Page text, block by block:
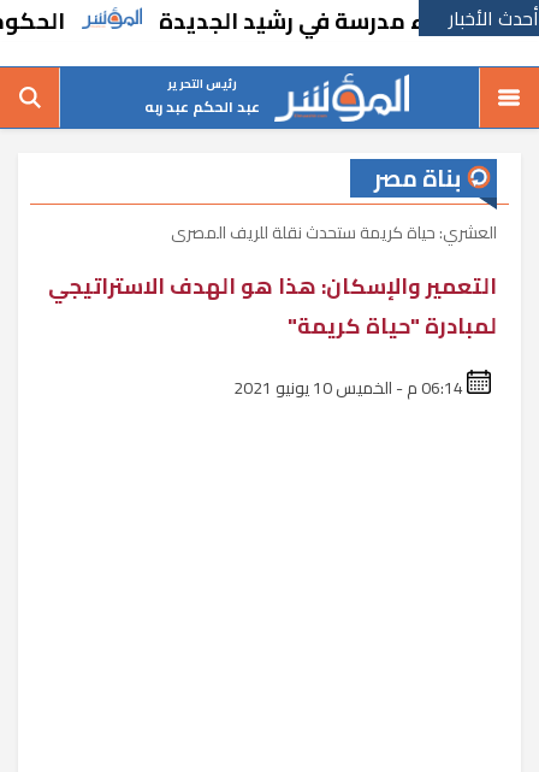
أحدث الأخبار
بإنشاء مدرسة في رشيد الجديدة الحكومة
رئيس التحرير
عبد الحكم عبد ربه
بناة مصر
العشري: حياة كريمة ستحدث نقلة للريف المصرى
التعمير والإسكان: هذا هو الهدف الاستراتيجي
لمبادرة "حياة كريمة"